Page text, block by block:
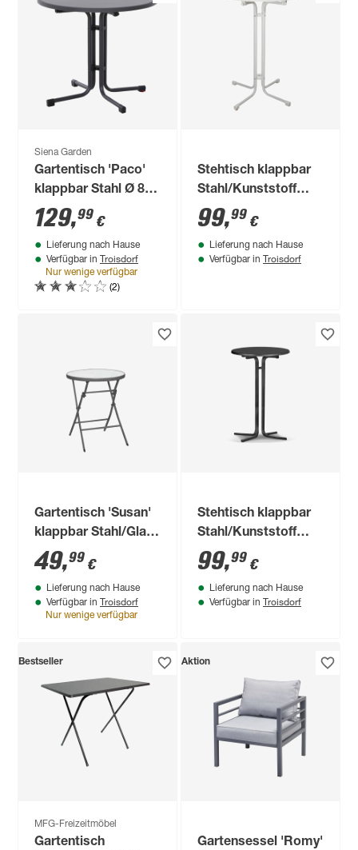
Siena Garden
Gartentisch 'Paco'
klappbar Stahl Ø 80
x 70 cm
129,99 €
Lieferung nach Hause
Verfügbar in Troisdorf
Nur wenige verfügbar
(2)
Stehtisch klappbar
Stahl/Kunststoff
weiß Ø 70 x 110 cm
99,99 €
Lieferung nach Hause
Verfügbar in Troisdorf
Gartentisch 'Susan'
klappbar Stahl/Glas
Ø 60 x 82 cm
49,99 €
Lieferung nach Hause
Verfügbar in Troisdorf
Nur wenige verfügbar
Stehtisch klappbar
Stahl/Kunststoff
schwarz Ø 70 x 110
cm
99,99 €
Lieferung nach Hause
Verfügbar in Troisdorf
Bestseller
MFG-Freizeitmöbel
Gartentisch
Aktion
Gartensessel 'Romy'